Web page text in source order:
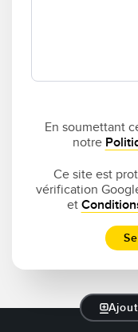
En soumettant
notre
Ce site est
vérification
et